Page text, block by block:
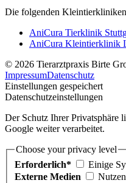
Die folgenden
AniCura Tierklinik
AniCura Kleintierklinik
© 2026 Tierarztpraxis Birte
ImpressumDatenschutz
Einstellungen gespeichert
Datenschutzeinstellungen
Der Schutz Ihrer Privatsphäre
Google weiter verarbeitet.
Choose your privacy level
Erforderlich*
Einige
Externe Medien